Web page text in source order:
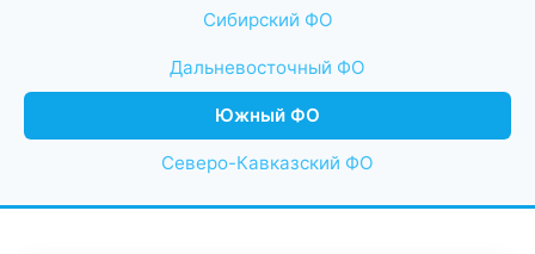
Сибирский ФО
Дальневосточный ФО
Южный ФО
Северо-Кавказский ФО